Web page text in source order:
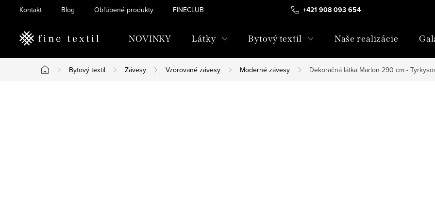
+421 908 093 654
Kontakt Blog Obľúbené produkty FINECLUB
NOVINKY Látky Bytový textil Naše realizácie
Domov
Bytový textil Závesy Vzorované závesy Moderné závesy Dekoračná látka Marlon 290 cm -